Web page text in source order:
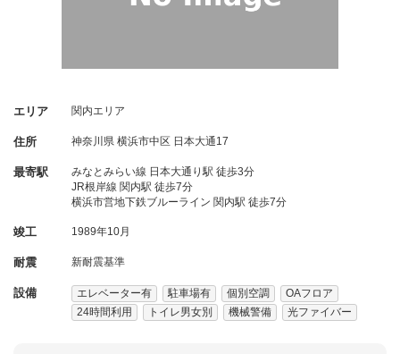
エリア 関内エリア
住所 神奈川県 横浜市中区 日本大通17
最寄駅
みなとみらい線 日本大通り駅 徒歩3分
JR根岸線 関内駅 徒歩7分
横浜市営地下鉄ブルーライン 関内駅 徒歩7分
竣工 1989年10月
耐震 新耐震基準
設備 エレベーター有 駐車場有 個別空調
OAフロア
24時間利用
トイレ男女別 機械警備 光ファイバー